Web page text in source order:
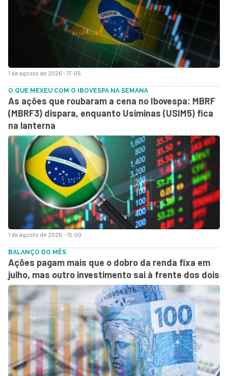
1 de agosto de 2026 - 17:05
1 de agosto de 2026 - 15:00
O QUE MEXEU COM O IBOVESPA NA SEMANA
As ações que roubaram a cena no Ibovespa: MBRF
(MBRF3) dispara, enquanto Usiminas (USIM5) fica
na lanterna
BALANÇO DO MÊS
Ações pagam mais que o dobro da renda fixa em
julho, mas outro investimento sai à frente dos dois